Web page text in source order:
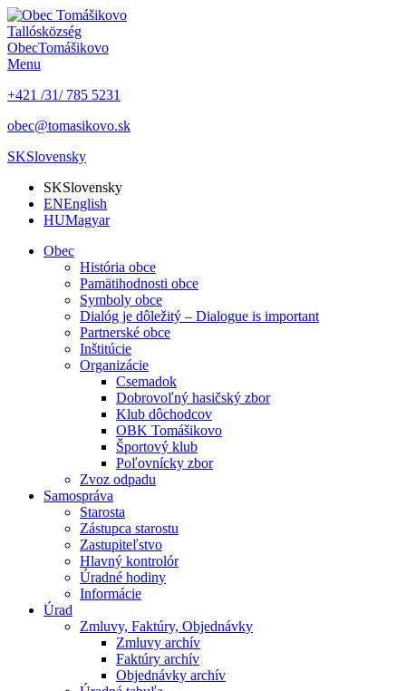
Tallósközség
ObecTomášikovo
Menu
+421 /31/ 785 5231
obec@tomasikovo.sk
SKSlovensky
SKSlovensky
ENEnglish
HUMagyar
Obec
História obce
Pamätihodnosti obce
Symboly obce
Dialóg je dôležitý – Dialogue is important
Partnerské obce
Inštitúcie
Organizácie
Csemadok
Dobrovoľný hasičský zbor
Klub dôchodcov
OBK Tomášikovo
Športový klub
Poľovnícky zbor
Zvoz odpadu
Samospráva
Starosta
Zástupca starostu
Zastupiteľstvo
Hlavný kontrolór
Úradné hodiny
Informácie
Úrad
Zmluvy, Faktúry, Objednávky
Zmluvy archív
Faktúry archív
Objednávky archív